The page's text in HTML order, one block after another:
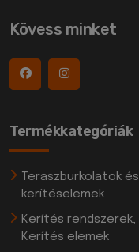
Kövess minket
Termékkategóriák
Teraszburkolatok és
kerítéselemek
Kerítés rendszerek,
Kerítés elemek